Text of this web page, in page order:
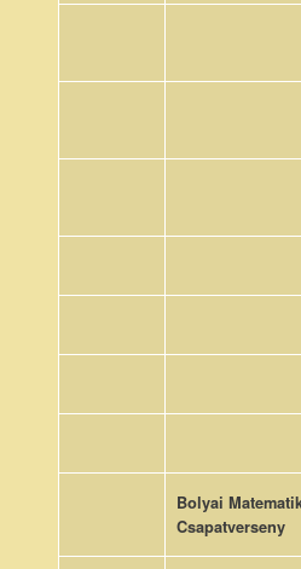
Bolyai
Csapatverseny